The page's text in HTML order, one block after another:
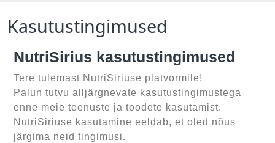
Kasutustingimused
NutriSirius kasutustingimused
Tere tulemast NutriSiriuse platvormile!
Palun tutvu alljärgnevate kasutustingimustega
enne meie teenuste ja toodete kasutamist.
NutriSiriuse kasutamine eeldab, et oled nõus
järgima neid tingimusi.